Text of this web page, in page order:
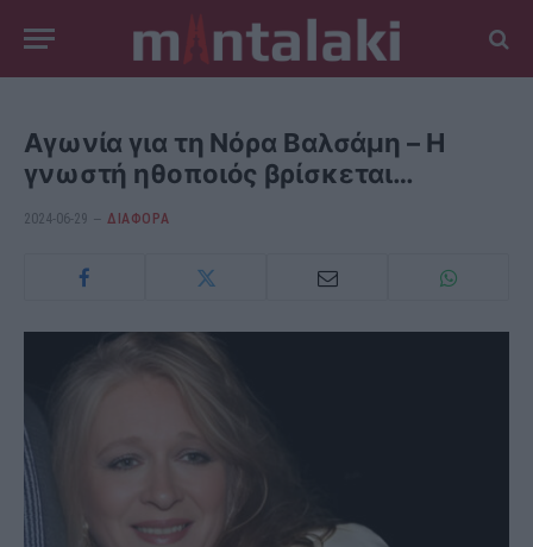
Αγωνία για τη Νόρα Βαλσάμη – Η
γνωστή ηθοποιός βρίσκεται…
2024-06-29 ΔΙΆΦΟΡΑ